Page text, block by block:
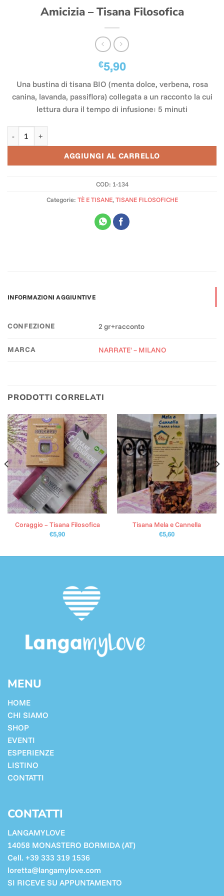
Amicizia – Tisana Filosofica
€5,90
Una bustina di tisana BIO (menta dolce, verbena, rosa
canina, lavanda, passiflora) collegata a un racconto la cui
lettura dura il tempo di infusione: 5 minuti
AGGIUNGI AL CARRELLO
COD: 1-134
Categorie: TÈ E TISANE,TISANE FILOSOFICHE
INFORMAZIONI AGGIUNTIVE
CONFEZIONE 2 gr+racconto
MARCA NARRATE' – MILANO
PRODOTTI CORRELATI
Coraggio – Tisana Filosofica
€5,90
Tisana Mela e Cannella
€5,60
MENU
HOME
CHI SIAMO
SHOP
EVENTI
ESPERIENZE
LISTINO
CONTATTI
CONTATTI
LANGAMYLOVE
14058 MONASTERO BORMIDA (AT)
Cell. +39 333 319 1536
loretta@langamylove.com
SI RICEVE SU APPUNTAMENTO